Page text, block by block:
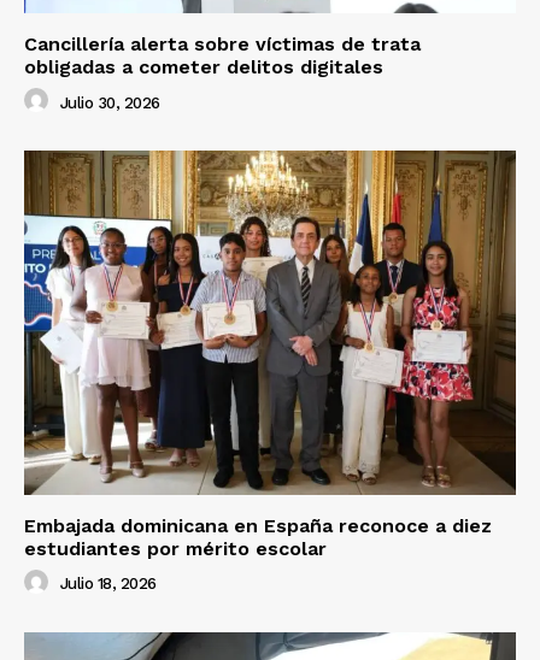
Cancillería alerta sobre víctimas de trata
obligadas a cometer delitos digitales
Julio 30, 2026
Embajada dominicana en España reconoce a diez
estudiantes por mérito escolar
Julio 18, 2026